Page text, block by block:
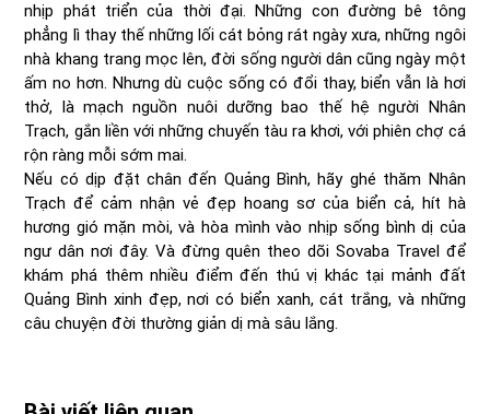
nhịp phát triển của thời đại. Những con đường bê tông
phẳng lì thay thế những lối cát bỏng rát ngày xưa, những ngôi
nhà khang trang mọc lên, đời sống người dân cũng ngày một
ấm no hơn. Nhưng dù cuộc sống có đổi thay, biển vẫn là hơi
thở, là mạch nguồn nuôi dưỡng bao thế hệ người Nhân
Trạch, gắn liền với những chuyến tàu ra khơi, với phiên chợ cá
rộn ràng mỗi sớm mai.
Nếu có dịp đặt chân đến Quảng Bình, hãy ghé thăm Nhân
Trạch để cảm nhận vẻ đẹp hoang sơ của biển cả, hít hà
hương gió mặn mòi, và hòa mình vào nhịp sống bình dị của
ngư dân nơi đây. Và đừng quên theo dõi Sovaba Travel để
khám phá thêm nhiều điểm đến thú vị khác tại mảnh đất
Quảng Bình xinh đẹp, nơi có biển xanh, cát trắng, và những
câu chuyện đời thường giản dị mà sâu lắng.